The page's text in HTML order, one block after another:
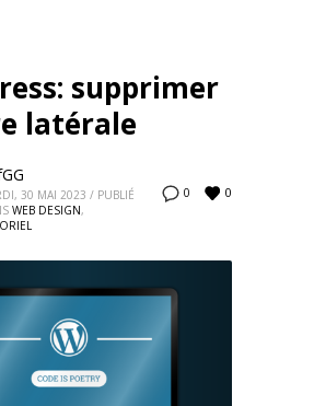
supprimer
latérale
0 0
30 MAI 2023 / PUBLIÉ
WEB DESIGN,